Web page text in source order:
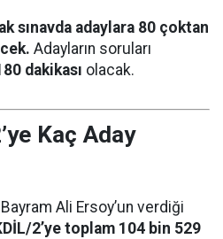
sınavda adaylara 80 çoktan
Adayların soruları
dakikası olacak.
Kaç Aday
Ali Ersoy’un verdiği
2’ye toplam 104 bin 529